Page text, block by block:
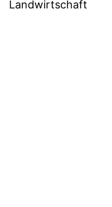
Landwirtschaft